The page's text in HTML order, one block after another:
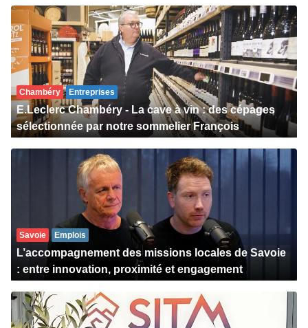
Chambéry Entreprises
E.Leclerc Chambéry - La cave à vin : des cépages
sélectionnée par notre sommelier François
Savoie Emplois
L’accompagnement des missions locales de Savoie
: entre innovation, proximité et engagement